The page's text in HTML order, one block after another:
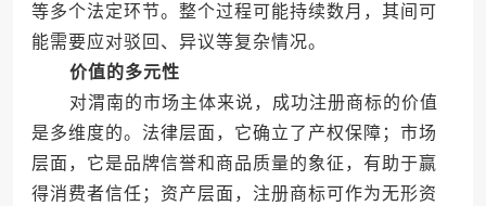
等多个法定环节。整个过程可能持续数月，其间可
能需要应对驳回、异议等复杂情况。
价值的多元性
对渭南的市场主体来说，成功注册商标的价值
是多维度的。法律层面，它确立了产权保障；市场
层面，它是品牌信誉和商品质量的象征，有助于赢
得消费者信任；资产层面，注册商标可作为无形资